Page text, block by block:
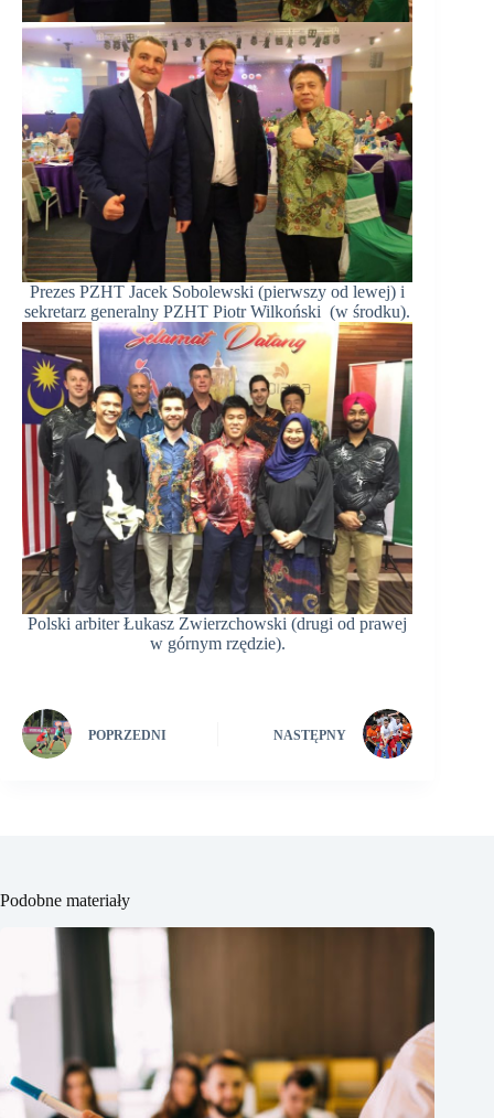
Prezes PZHT Jacek Sobolewski (pierwszy od lewej) i
sekretarz generalny PZHT Piotr Wilkoński (w środku).
Polski arbiter Łukasz Zwierzchowski (drugi od prawej
w górnym rzędzie).
POPRZEDNI NASTĘPNY
Podobne materiały